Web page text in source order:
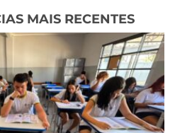
MAIS RECENTES